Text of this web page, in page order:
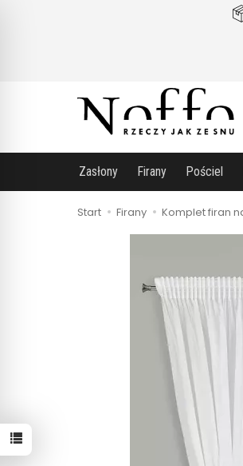
Zasłony Firany Pościel
Start Firany Komplet firan